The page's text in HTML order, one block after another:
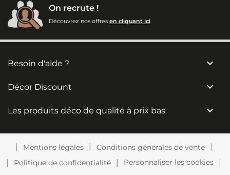
On recrute !
Découvrez nos offres en cliquant ici
Besoin d'aide ? 
Décor Discount 
Les produits déco de qualité à prix bas 
Mentions légales
Conditions générales de vente
Politique de confidentialité
Personnaliser les cookies